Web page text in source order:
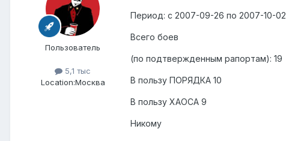
Пользователь
5,1 тыс
Location:Москва
Период: с 2007-09-26 по 2007-10-02
Всего боев
(по подтвержденным рапортам): 19
В пользу ПОРЯДКА 10
В пользу ХАОСА 9
Никому